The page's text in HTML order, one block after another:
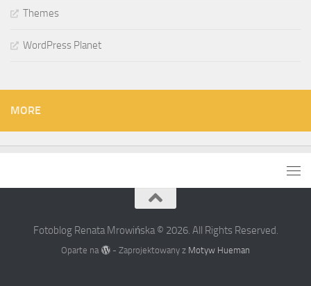
Themes
WordPress Planet
MORE
Fotoblog Renata Mrowińska © 2026. All Rights Reserved.
Oparte na - Zaprojektowany z Motyw Hueman